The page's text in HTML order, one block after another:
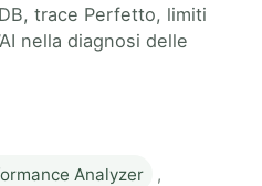
trace Perfetto, limiti
nella diagnosi delle
Analyzer
,